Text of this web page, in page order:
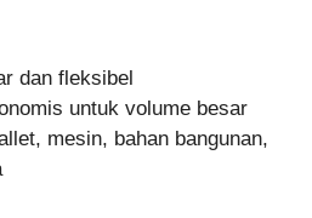
dan fleksibel
untuk volume besar
mesin, bahan bangunan,